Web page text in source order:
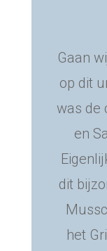
Gaan
op dit
was de
en
dit
het